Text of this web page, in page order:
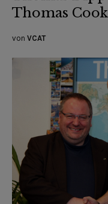
Thomas
von VCAT